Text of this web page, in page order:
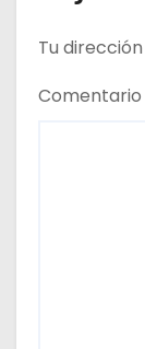
a
d
Tu
Comentario